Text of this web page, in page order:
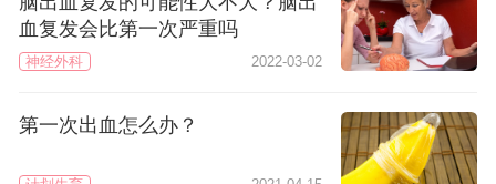
血复发会比第一次严重吗
神经外科 2022-03-02
第一次出血怎么办？